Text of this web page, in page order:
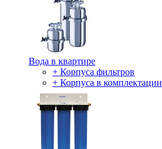
Вода в квартире
+ Корпуса фильтров
+ Корпуса в комплектации